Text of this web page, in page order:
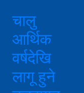
चालु
आर्थिक
वर्षदेखि
लागू हुने